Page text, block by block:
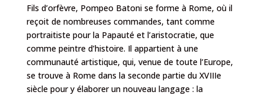
Fils d’orfèvre, Pompeo Batoni se forme à Rome, où il
reçoit de nombreuses commandes, tant comme
portraitiste pour la Papauté et l’aristocratie, que
comme peintre d’histoire. Il appartient à une
communauté artistique, qui, venue de toute l’Europe,
se trouve à Rome dans la seconde partie du XVIIIe
siècle pour y élaborer un nouveau langage : la